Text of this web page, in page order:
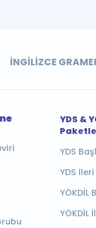
İNGILIZCE
YDS &
YDS
YDS
YÖKDİL
YÖKDİL